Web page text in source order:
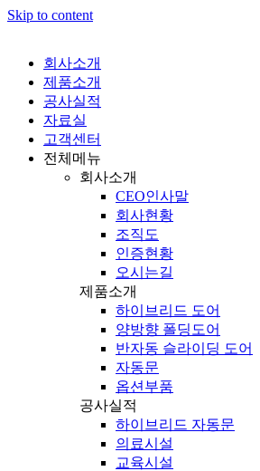
Skip to content
회사소개
제품소개
공사실적
자료실
고객센터
전체메뉴
회사소개
CEO인사말
회사현황
조직도
인증현황
오시는길
제품소개
하이브리드 도어
양방향 폴딩도어
반자동 슬라이딩 도어
자동문
옵션부품
공사실적
하이브리드 자동문
의료시설
교육시설